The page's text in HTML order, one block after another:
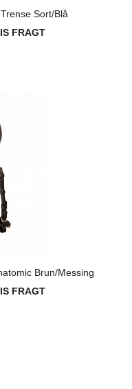
Sort/Blå
FRAGT
Brun/Messing
FRAGT